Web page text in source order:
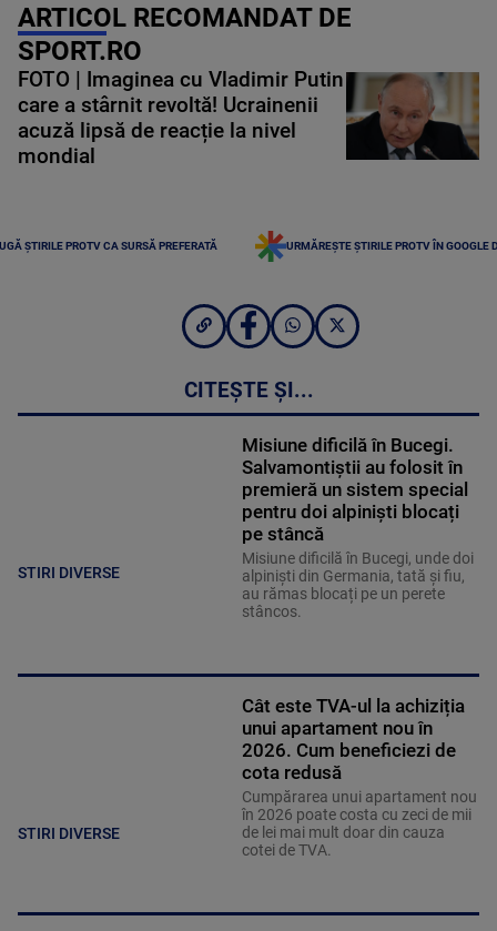
ARTICOL RECOMANDAT DE
SPORT.RO
FOTO | Imaginea cu Vladimir Putin
care a stârnit revoltă! Ucrainenii
acuză lipsă de reacție la nivel
mondial
ȘTIRILE PROTV CA SURSĂ PREFERATĂ URMĂREȘTE ȘTIRILE PROTV ÎN GOOGLE
CITEȘTE ȘI...
STIRI DIVERSE
Misiune dificilă în Bucegi.
Salvamontiștii au folosit în
premieră un sistem special
pentru doi alpiniști blocați
pe stâncă
Misiune dificilă în Bucegi, unde doi
alpiniști din Germania, tată și fiu,
au rămas blocați pe un perete
stâncos.
STIRI DIVERSE
Cât este TVA-ul la achiziția
unui apartament nou în
2026. Cum beneficiezi de
cota redusă
Cumpărarea unui apartament nou
în 2026 poate costa cu zeci de mii
de lei mai mult doar din cauza
cotei de TVA.